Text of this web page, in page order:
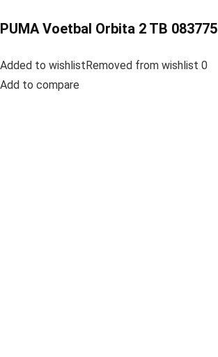
PUMA Voetbal Orbita 2 TB 083775
Added to wishlistRemoved from wishlist 0
Add to compare